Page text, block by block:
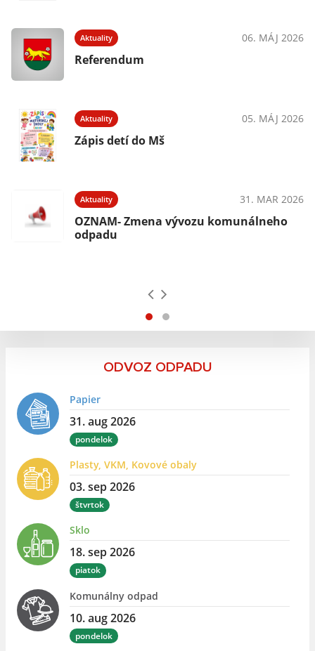
Aktuality 06. MÁJ 2026
Referendum
Aktuality 05. MÁJ 2026
Zápis detí do Mš
Aktuality 31. MAR 2026
OZNAM- Zmena vývozu komunálneho
odpadu
ODVOZ ODPADU
Papier
31. aug 2026
pondelok
Plasty, VKM, Kovové obaly
03. sep 2026
štvrtok
Sklo
18. sep 2026
piatok
Komunálny odpad
10. aug 2026
pondelok